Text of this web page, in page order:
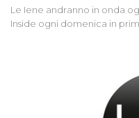
Le Iene andranno in onda
Inside ogni domenica in